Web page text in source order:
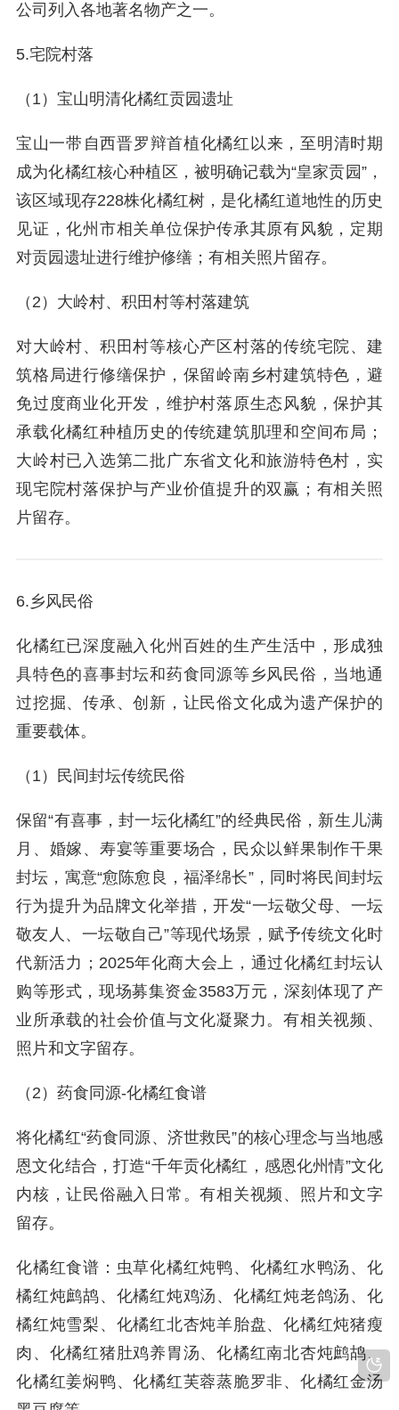
公司列入各地著名物产之一。
5.宅院村落
（1）宝山明清化橘红贡园遗址
宝山一带‌自西晋罗辩首植化橘红以来，至明清时期
成为化橘红核心种植区，被明确记载为“皇家贡园”‌，
该区域现存228株化橘红树，是化橘红道地性的历史
见证，化州市相关单位保护传承其原有风貌，定期
对贡园遗址进行维护修缮；有相关照片留存。‌
（2）大岭村、积田村等村落建筑
对大岭村、积田村等核心产区村落的传统宅院、建
筑格局进行修缮保护，保留岭南乡村建筑特色，避
免过度商业化开发，维护村落原生态风貌，保护其
承载化橘红种植历史的传统建筑肌理和空间布局；
大岭村已入选第二批广东省文化和旅游特色村，实
现宅院村落保护与产业价值提升的双赢；有相关照
片留存。
6.乡风民俗
化橘红已深度融入化州百姓的生产生活中，形成独
具特色的喜事封坛和药食同源等乡风民俗，当地通
过挖掘、传承、创新，让民俗文化成为遗产保护的
重要载体。
（1）民间封坛传统民俗
保留“有喜事，封一坛化橘红”的经典民俗，新生儿满
月、婚嫁、寿宴等重要场合，民众以鲜果制作干果
封坛，寓意“愈陈愈良，福泽绵长”，同时将民间封坛
行为提升为品牌文化举措，开发“一坛敬父母、一坛
敬友人、一坛敬自己”等现代场景，赋予传统文化时
代新活力；2025年化商大会上，通过化橘红封坛认
购等形式，现场募集资金3583万元，深刻体现了产
业所承载的社会价值与文化凝聚力。有相关视频、
照片和文字留存。
（2）药食同源-化橘红食谱
将化橘红“药食同源、济世救民”的核心理念与当地感
恩文化结合，打造“千年贡化橘红，感恩化州情”文化
内核，让民俗融入日常。有相关视频、照片和文字
留存。
化橘红食谱：虫草化橘红炖鸭、化橘红水鸭汤、化
橘红炖鹧鸪、化橘红炖鸡汤、化橘红炖老鸽汤、化
橘红炖雪梨、化橘红北杏炖羊胎盘、化橘红炖猪瘦
肉、化橘红猪肚鸡养胃汤、化橘红南北杏炖鹧鸪、
化橘红姜焖鸭、化橘红芙蓉蒸脆罗非、化橘红金汤